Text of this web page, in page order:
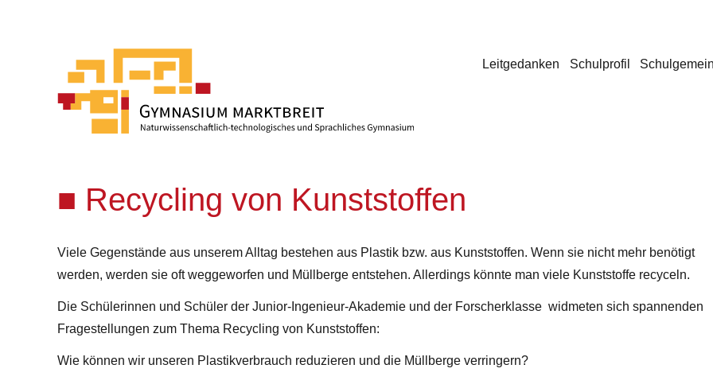
Leitgedanken Schulprofil
Recycling von Kunststoffen
Viele Gegenstände aus unserem Alltag bestehen aus Plastik bzw. aus Kunststoffen. Wenn sie nicht mehr benötigt
werden, werden sie oft weggeworfen und Müllberge entstehen. Allerdings könnte man viele Kunststoffe recyceln.
Die Schülerinnen und Schüler der Junior-Ingenieur-Akademie und der Forscherklasse widmeten sich spannenden
Fragestellungen zum Thema Recycling von Kunststoffen:
Wie können wir unseren Plastikverbrauch reduzieren und die Müllberge verringern?